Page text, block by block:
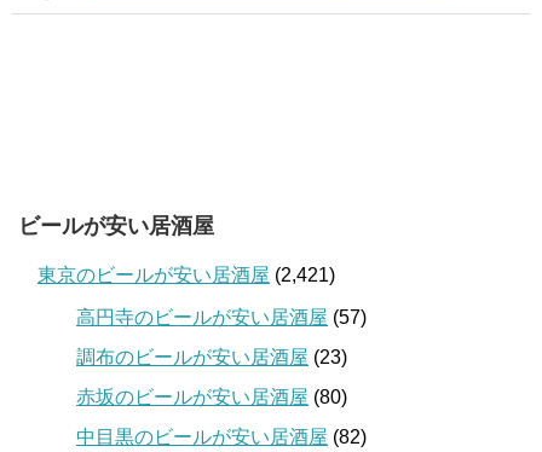
ビールが安い居酒屋
東京のビールが安い居酒屋 (2,421)
高円寺のビールが安い居酒屋 (57)
調布のビールが安い居酒屋 (23)
赤坂のビールが安い居酒屋 (80)
中目黒のビールが安い居酒屋 (82)